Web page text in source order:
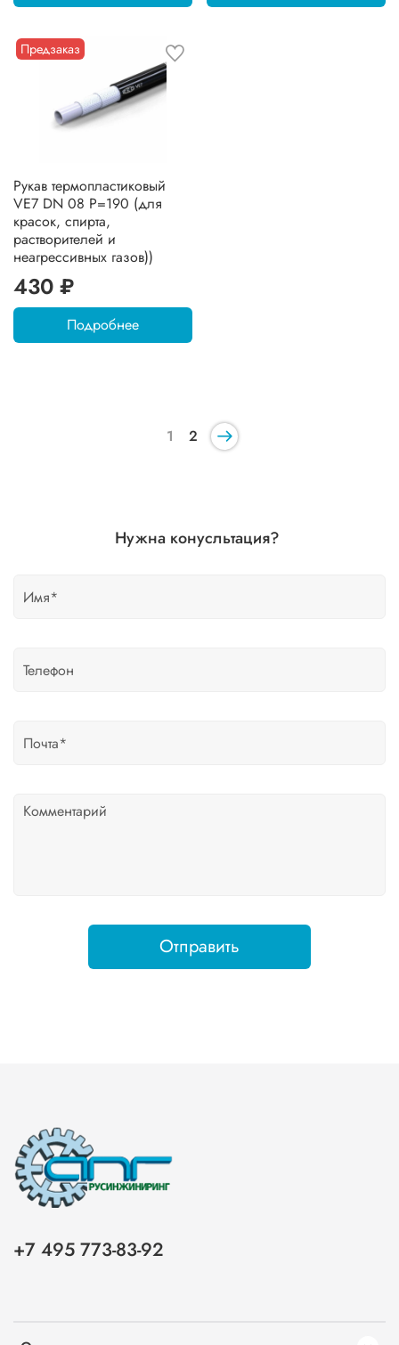
Предзаказ
Рукав термопластиковый
VE7 DN 08 P=190 (для
красок, спирта,
растворителей и
неагрессивных газов))
430 ₽
Подробнее
1 2
Нужна конусльтация?
Отправить
+7 495 773-83-92